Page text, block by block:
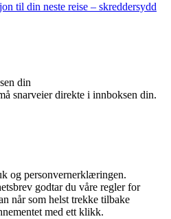
til din neste reise – skreddersydd
din
snarveier direkte i innboksen din.
og personvernerklæringen.
godtar du våre regler for
når som helst trekke tilbake
med ett klikk.